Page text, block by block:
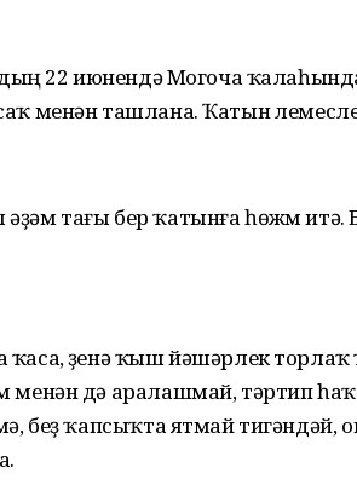
22 июнендә Могоча
менән ташлана. Ҡатын
тағы бер ҡатынға һөжүм итә.
үҙенә ҡыш йәшәрлек торлаҡ
менән дә аралашмай, тәртип
беҙ ҡапсыҡта ятмай тигәндәй,